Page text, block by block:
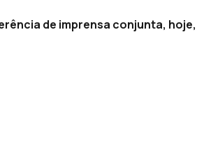
de imprensa conjunta, hoje,